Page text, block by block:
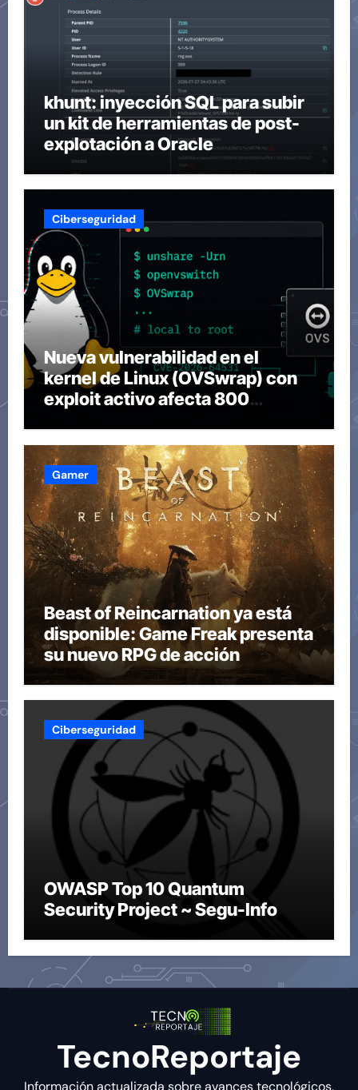
khunt: inyección SQL para subir
un kit de herramientas de post-
explotación a Oracle
Ciberseguridad
Nueva vulnerabilidad en el
kernel de Linux (OVSwrap) con
exploit activo afecta 800
Gamer
Beast of Reincarnation ya está
disponible: Game Freak presenta
su nuevo RPG de acción
Ciberseguridad
OWASP Top 10 Quantum
Security Project ~ Segu-Info
TecnoReportaje
Información actualizada sobre avances tecnológicos,